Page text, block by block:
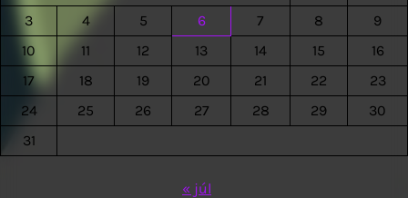
3
4 5 6 7 8
9
10
11 12 13 14 15
16
17
18 19 20 21 22
23
24
25 26 27 28 29
30
31
« júl